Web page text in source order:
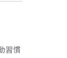
習慣